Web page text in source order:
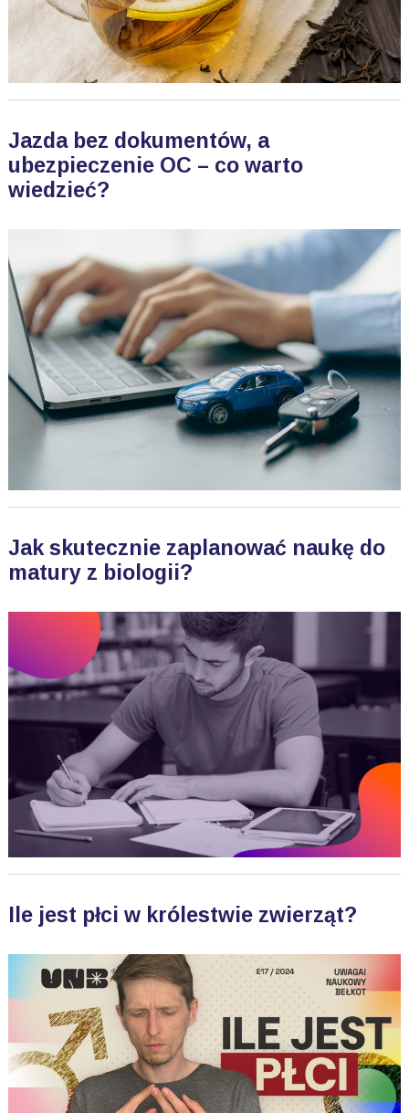
Jazda bez dokumentów, a
ubezpieczenie OC – co warto
wiedzieć?
Jak skutecznie zaplanować naukę do
matury z biologii?
Ile jest płci w królestwie zwierząt?